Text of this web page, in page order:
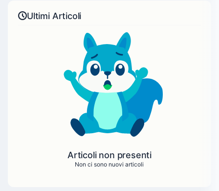
Ultimi Articoli
Articoli non presenti
Non ci sono nuovi articoli